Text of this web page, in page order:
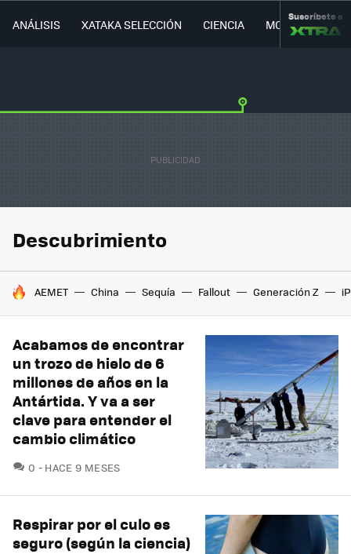
ANÁLISIS XATAKA SELECCIÓN CIENCIA MOVILIDAD
Suscríbete a
Descubrimiento
HOY SE HABLA DE
AEMET China Sequía Fallout Generación Z
Acabamos de encontrar
un trozo de hielo de 6
millones de años en la
Antártida. Y va a ser
clave para entender el
cambio climático
0 COMENTARIOS
HACE 9 MESES
Respirar por el culo es
seguro (según la ciencia)